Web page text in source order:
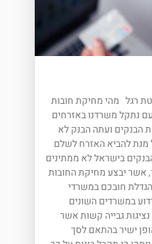
רגל מהי מחיקת חובות
נתקל משרדנו באזרחים
הבנקים ועתה הבנק לא
מנת להביא האזרח לשלם
בישראל לא ממתינים
אשר יבצע מחיקת החובות
חובכם במשרדי
במשרדים השונים
גבייה קשות אשר
ישיר בהתאם לסך